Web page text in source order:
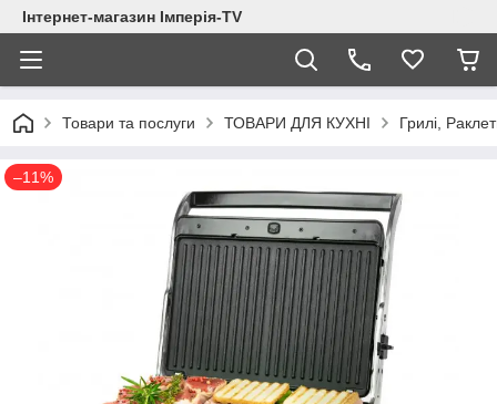
Інтернет-магазин Імперія-TV
Товари та послуги ТОВАРИ ДЛЯ КУХНІ Грилі,
–11%